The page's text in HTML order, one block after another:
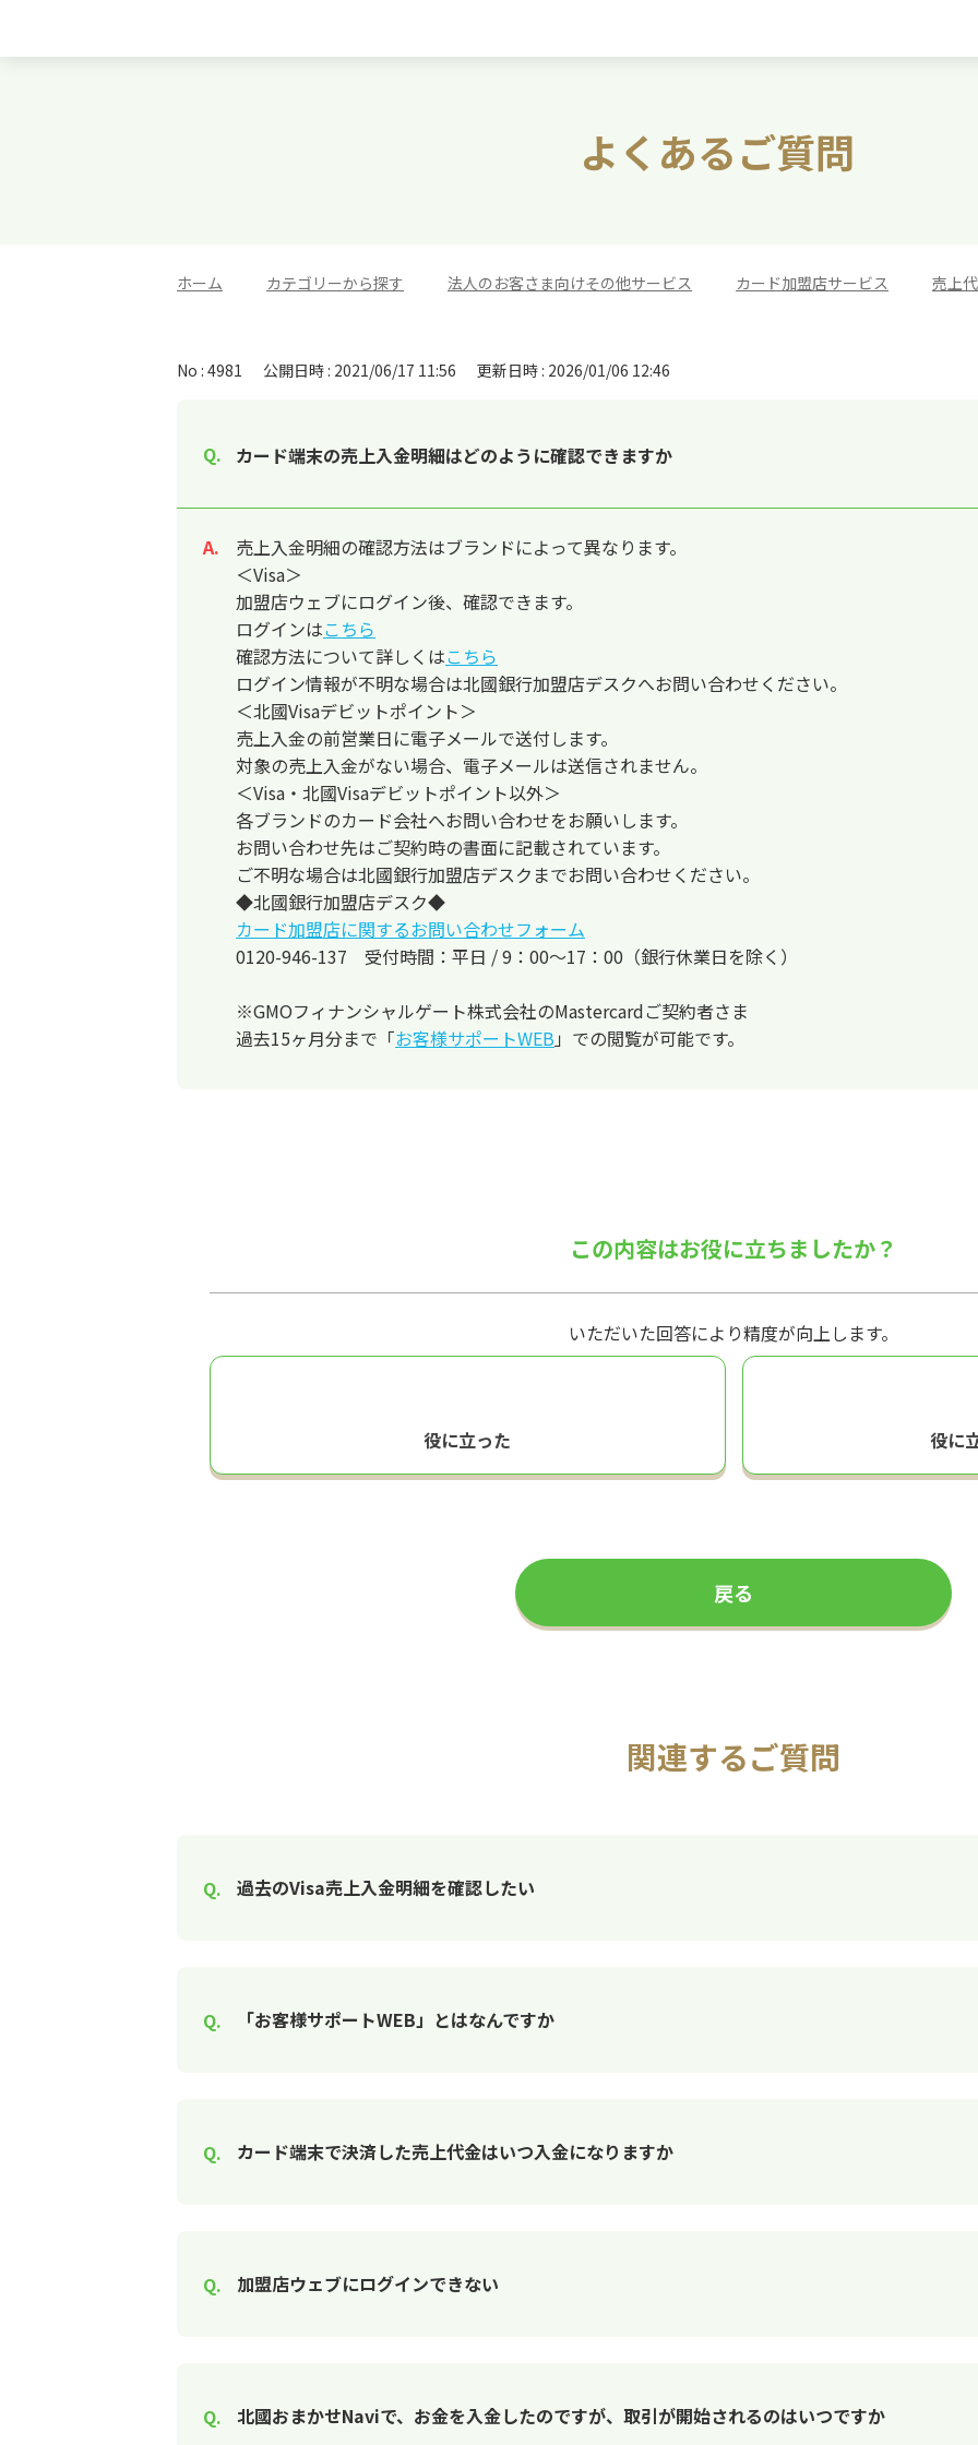
よくあるご質問
ホーム カテゴリーから探す 法人のお客さま向けその他サービス カード加盟店サービス 売上
No : 4981 公開日時 : 2021/06/17 11:56 更新日時 : 2026/01/06 12:46
カード端末の売上入金明細はどのように確認できますか
回答
売上入金明細の確認方法はブランドによって異なります。
＜Visa＞
加盟店ウェブにログイン後、確認できます。
ログインはこちら
確認方法について詳しくはこちら
ログイン情報が不明な場合は北國銀行加盟店デスクへお問い合わせください。
＜北國Visaデビットポイント＞
売上入金の前営業日に電子メールで送付します。
対象の売上入金がない場合、電子メールは送信されません。
＜Visa・北國Visaデビットポイント以外＞
各ブランドのカード会社へお問い合わせをお願いします。
お問い合わせ先はご契約時の書面に記載されています。
ご不明な場合は北國銀行加盟店デスクまでお問い合わせください。
◆北國銀行加盟店デスク◆
カード加盟店に関するお問い合わせフォーム
0120-946-137 受付時間：平日 / 9：00～17：00（銀行休業日を除く）
※GMOフィナンシャルゲート株式会社のMastercardご契約者さま
過去15ヶ月分まで「お客様サポートWEB 」での閲覧が可能です。
この内容はお役に立ちましたか？
いただいた回答により精度が向上します。
役に立った 役に
戻る
関連するご質問
過去のVisa売上入金明細を確認したい
「お客様サポートWEB」とはなんですか
カード端末で決済した売上代金はいつ入金になりますか
加盟店ウェブにログインできない
北國おまかせNaviで、お金を入金したのですが、取引が開始されるのはいつですか